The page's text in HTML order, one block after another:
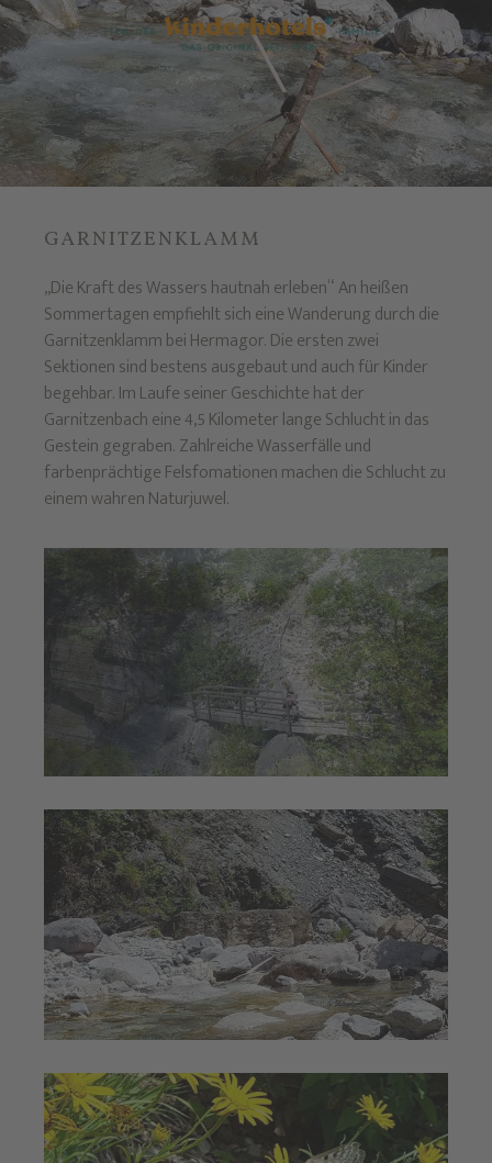
GARNITZENKLAMM
„Die Kraft des Wassers hautnah erleben“ An heißen
Sommertagen empfiehlt sich eine Wanderung durch die
Garnitzenklamm bei Hermagor. Die ersten zwei
Sektionen sind bestens ausgebaut und auch für Kinder
begehbar. Im Laufe seiner Geschichte hat der
Garnitzenbach eine 4,5 Kilometer lange Schlucht in das
Gestein gegraben. Zahlreiche Wasserfälle und
farbenprächtige Felsfomationen machen die Schlucht zu
einem wahren Naturjuwel.